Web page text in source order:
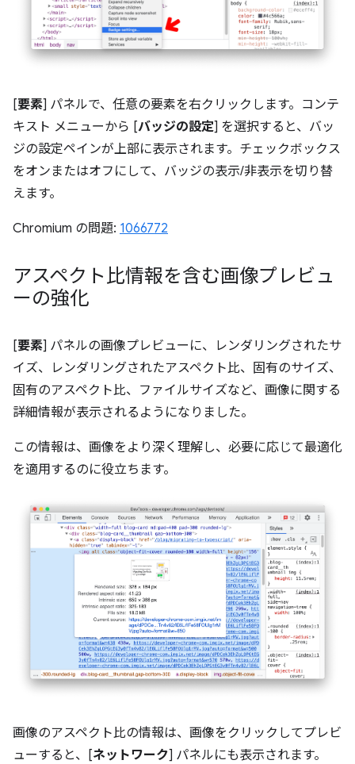
[要素] パネルで、任意の要素を右クリックします。コンテ
キスト メニューから [バッジの設定] を選択すると、バッ
ジの設定ペインが上部に表示されます。チェックボックス
をオンまたはオフにして、バッジの表示/非表示を切り替
えます。
Chromium の問題: 1066772
アスペクト比情報を含む画像プレビュ
ーの強化
[要素] パネルの画像プレビューに、レンダリングされたサ
イズ、レンダリングされたアスペクト比、固有のサイズ、
固有のアスペクト比、ファイルサイズなど、画像に関する
詳細情報が表示されるようになりました。
この情報は、画像をより深く理解し、必要に応じて最適化
を適用するのに役立ちます。
画像のアスペクト比の情報は、画像をクリックしてプレビ
ューすると、[ネットワーク] パネルにも表示されます。